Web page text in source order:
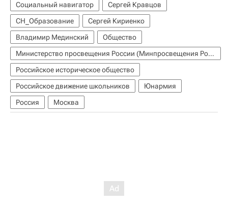
Социальный навигатор
Сергей Кравцов
СН_Образование
Сергей Кириенко
Владимир Мединский
Общество
Министерство просвещения России (Минпросвещения России)
Российское историческое общество
Российское движение школьников
Юнармия
Россия
Москва